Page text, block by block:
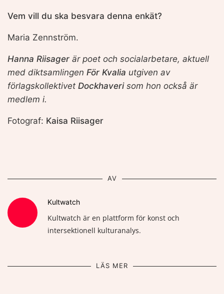
Vem vill du ska besvara denna enkät?
Maria Zennström.
Hanna Riisager är poet och socialarbetare, aktuell
med diktsamlingen För Kvalia utgiven av
förlagskollektivet Dockhaverisom hon också är
medlem i.
Fotograf: Kaisa Riisager
AV
Kultwatch
Kultwatch är en plattform för konst och
intersektionell kulturanalys.
LÄS MER